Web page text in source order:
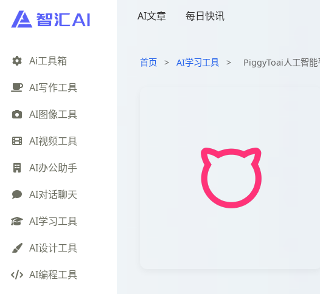
Ai工具箱
AI写作工具
AI图像工具
AI视频工具
AI办公助手
AI对话聊天
AI学习工具
AI设计工具
AI编程工具
AI文章 每日快讯
首页 > AI学习工具 > PiggyToai人工智能